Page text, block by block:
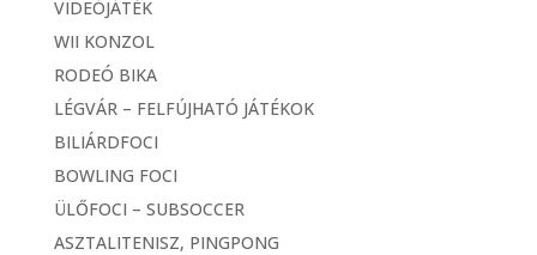
VIDEÓJÁTÉK
WII KONZOL
RODEÓ BIKA
LÉGVÁR – FELFÚJHATÓ JÁTÉKOK
BILIÁRDFOCI
BOWLING FOCI
ÜLŐFOCI – SUBSOCCER
ASZTALITENISZ, PINGPONG